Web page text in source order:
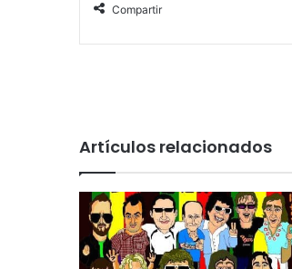
Compartir
Artículos relacionados